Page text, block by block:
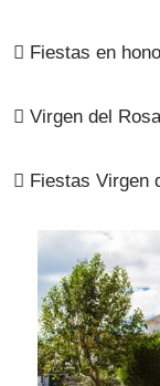
 Fiestas en
 Virgen del
 Fiestas Virgen